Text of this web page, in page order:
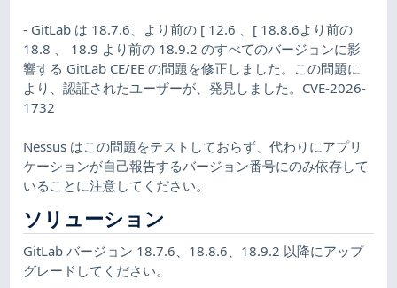
- GitLab は 18.7.6、より前の [ 12.6 、[ 18.8.6より前の
18.8 、 18.9 より前の 18.9.2 のすべてのバージョンに影
響する GitLab CE/EE の問題を修正しました。この問題に
より、認証されたユーザーが、発見しました。CVE-2026-
1732
Nessus はこの問題をテストしておらず、代わりにアプリ
ケーションが自己報告するバージョン番号にのみ依存して
いることに注意してください。
ソリューション
GitLab バージョン 18.7.6、18.8.6、18.9.2 以降にアップ
グレードしてください。